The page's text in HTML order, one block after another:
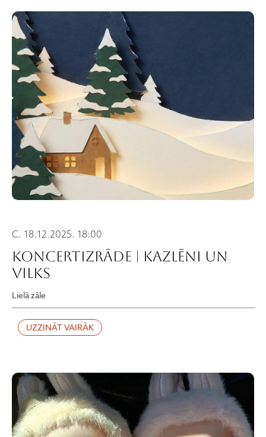
C. 18.12.2025. 18:00
KONCERTIZRĀDE | KAZLĒNI UN
VILKS
Lielā zāle
UZZINĀT VAIRĀK